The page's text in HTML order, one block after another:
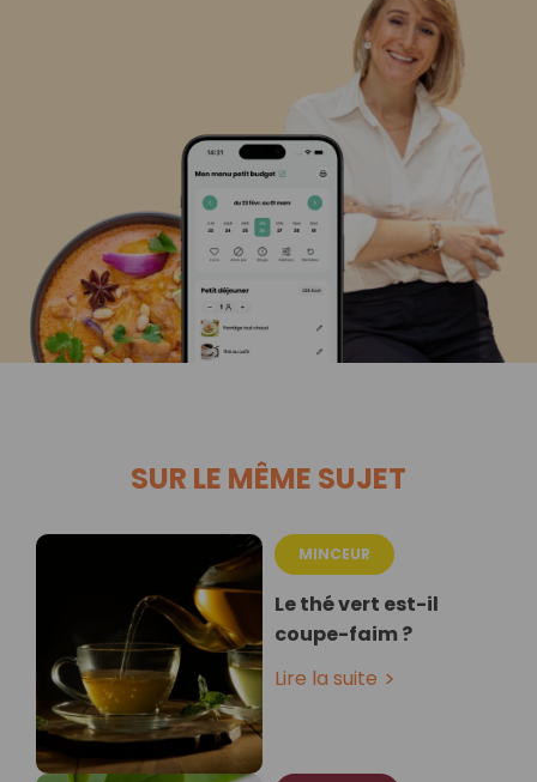
SUR LE MÊME SUJET
MINCEUR
Le thé vert est-il
coupe-faim ?
Lire la suite